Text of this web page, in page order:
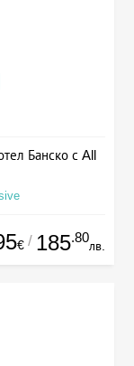
Банско с All
€ / 185.80
лв.